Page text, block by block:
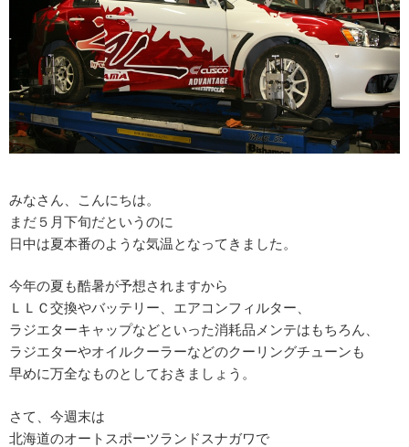
みなさん、こんにちは。
まだ５月下旬だというのに
日中は夏本番のような気温となってきました。
今年の夏も酷暑が予想されますから
ＬＬＣ交換やバッテリー、エアコンフィルター、
ラジエターキャップなどといった消耗品メンテはもちろん、
ラジエターやオイルクーラーなどのクーリングチューンも
早めに万全なものとしておきましょう。
さて、今週末は
北海道のオートスポーツランドスナガワで